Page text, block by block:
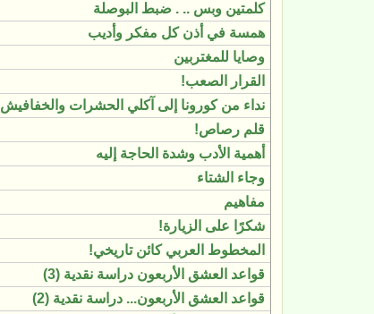
كلمتين وبس .. . ضبط البوصلة
همسة في أذن كل مفكر وأديب
وصايا للمغتربين
القرار الصعب!
نداء من كورونا إلى آكلي الحشرات والخفافيش
قلم رصاص!
أهمية الأدب وشدة الحاجة إليه
وجاء الشتاء
مفاهيم
شكرًا على الزيارة!
المخطوط العربي كائن تاريخي!
قواعد العشق الأربعون دراسة نقدية (3)
قواعد العشق الأربعون... دراسة نقدية (2)